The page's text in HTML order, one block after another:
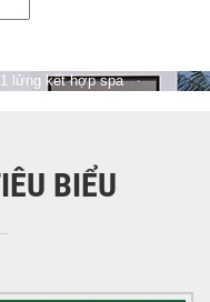
lửng kết hợp spa
BIỂU